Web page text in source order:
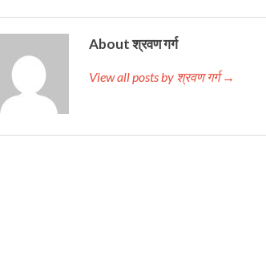
About श्रवण गर्ग
View all posts by श्रवण गर्ग →